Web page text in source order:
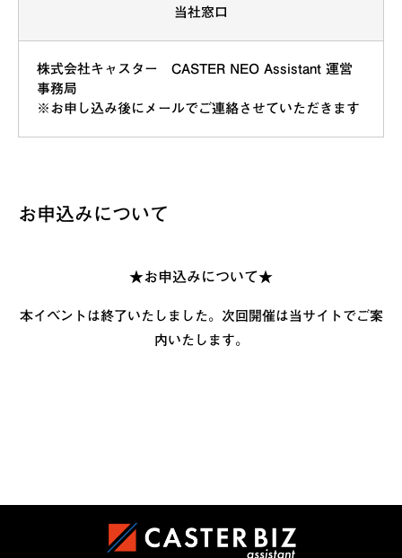
当社窓口
株式会社キャスター CASTER NEO Assistant 運営
事務局
※お申し込み後にメールでご連絡させていただきます
お申込みについて
★お申込みについて★
本イベントは終了いたしました。次回開催は当サイトでご案
内いたします。